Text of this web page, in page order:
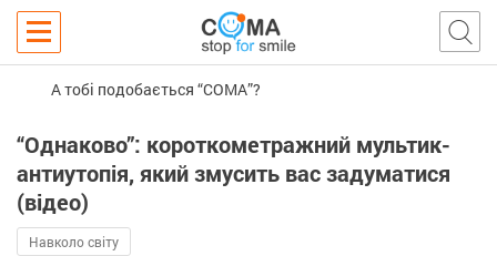
А тобі подобається “COMA”?
“Однаково”: короткометражний мультик-
антиутопія, який змусить вас задуматися
(відео)
Навколо світу